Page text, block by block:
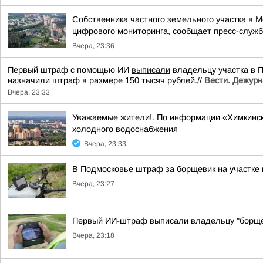
Собственника частного земельного участка
цифрового мониторинга, сообщает пресс-
Вчера, 23:36
Первый штраф с помощью ИИ выписали владельцу участка в
назначили штраф в размере 150 тысяч рублей.// Вести.
Вчера, 23:33
Уважаемые жители!. По информации
холодного водоснабжения
Вчера, 23:33
В Подмосковье штраф за борщевик на
Вчера, 23:27
Первый ИИ-штраф выписали владельцу
Вчера, 23:18